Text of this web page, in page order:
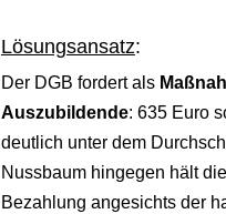
Lösungsansatz:
Der DGB fordert als
Auszubildende: 635 Euro
deutlich unter dem
Nussbaum hingegen hält
Bezahlung angesichts der